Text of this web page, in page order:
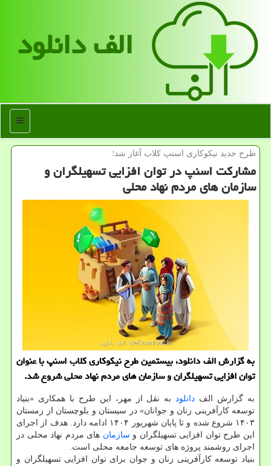
الف دانلود
منو
طرح جدید نیكوكاری اسنپ كلاب آغاز شد؛
مشارکت اسنپ در توان افزایی تسهیلگران و
سازمان های مردم نهاد محلی
به گزارش الف دانلود، بیستمین طرح نیکوکاری کلاب اسنپ با عنوان
توان افزایی تسهیلگران و سازمان های مردم نهاد محلی شروع شد.
به گزارش الف دانلودبه نقل از مهر، این طرح با همکاری «بنیاد
توسعه کارآفرینی زنان و جوانان» در سیستان و بلوچستان از زمستان
۱۴۰۳ شروع شده و تا پایان شهریور ۱۴۰۴ ادامه دارد. هدف از اجرای
این طرح توان افزایی تسهیلگران و سازمان های مردم نهاد محلی در
اجرای روشمند پروژه های توسعه جامعه محلی است.
بنیاد توسعه کارآفرینی زنان و جوان برای توان افزایی تسهیلگران و